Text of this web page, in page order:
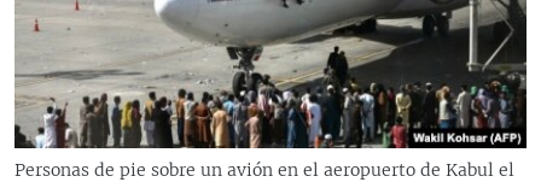
RADIO MARTÍ
ESPECIALES
ESPECIALES
LA REALIDAD DE LA VIVIENDA EN CUBA
MULTIMEDIA
EDITORIALES
Personas de pie sobre un avión en el aeropuerto de Kabul el